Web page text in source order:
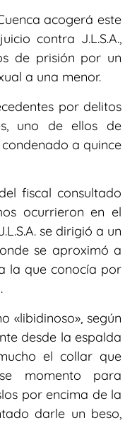
acogerá este
contra J.L.S.A.,
de prisión por un
a una menor.
por delitos
uno de ellos de
a quince
fiscal consultado
ocurrieron en el
se dirigió a un
se aproximó a
la que conocía por
«libidinoso», según
desde la espalda
el collar que
momento para
por encima de la
darle un beso,